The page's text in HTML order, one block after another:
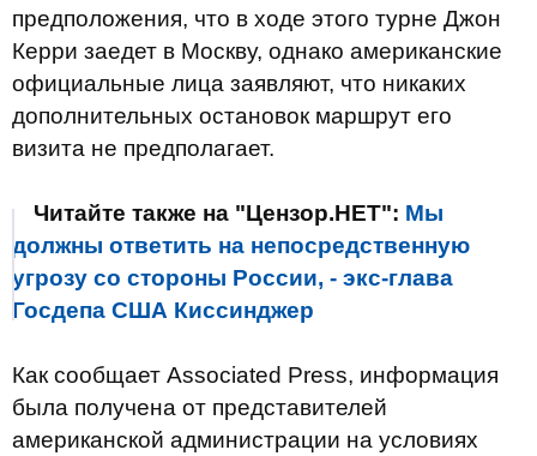
предположения, что в ходе этого турне Джон
Керри заедет в Москву, однако американские
официальные лица заявляют, что никаких
дополнительных остановок маршрут его
визита не предполагает.
Читайте также на "Цензор.НЕТ": Мы
должны ответить на непосредственную
угрозу со стороны России, - экс-глава
Госдепа США Киссинджер
Как сообщает Associated Press, информация
была получена от представителей
американской администрации на условиях